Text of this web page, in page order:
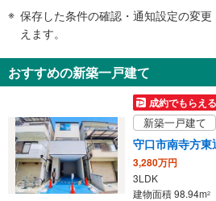
・改札⇔サンクンガーデン内
その他
・点字運賃表
知
を
け
取
る
・
条
保存した条件の確認・通知設定の変更
えます。
おすすめの新築一戸建て
成約でもらえる
新築一戸建て
守口市南寺方東
3,280万円
3LDK
建物面積 98.94m2